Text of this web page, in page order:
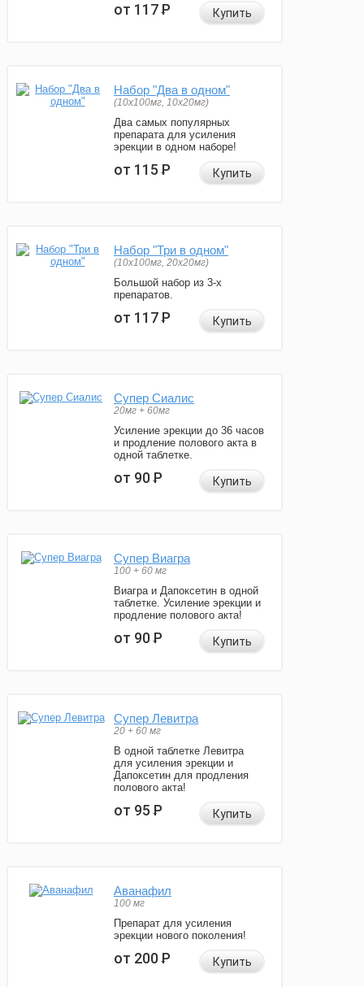
от 117Р Купить
Набор "Два в одном"
(10x100мг, 10x20мг)
Два самых популярных
препарата для усиления
эрекции в одном наборе!
от 115Р Купить
Набор "Три в одном"
(10x100мг, 20x20мг)
Большой набор из 3-х
препаратов.
от 117Р Купить
Супер Сиалис
20мг + 60мг
Усиление эрекции до 36 часов
и продление полового акта в
одной таблетке.
от 90Р Купить
Супер Виагра
100 + 60 мг
Виагра и Дапоксетин в одной
таблетке. Усиление эрекции и
продление полового акта!
от 90Р Купить
Супер Левитра
20 + 60 мг
В одной таблетке Левитра
для усиления эрекции и
Дапоксетин для продления
полового акта!
от 95Р Купить
Аванафил
100 мг
Препарат для усиления
эрекции нового поколения!
от 200Р Купить